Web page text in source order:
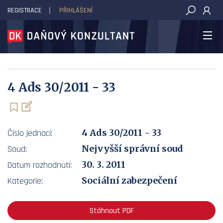
DAŇOVÝ KONZULTANT
REGISTRACE PŘIHLÁŠENÍ
4 Ads 30/2011 - 33
Číslo jednací:
4 Ads 30/2011 - 33
Soud:
Nejvyšší správní soud
Datum rozhodnutí:
30. 3. 2011
Kategorie:
Sociální zabezpečení
Stáhnout PDF